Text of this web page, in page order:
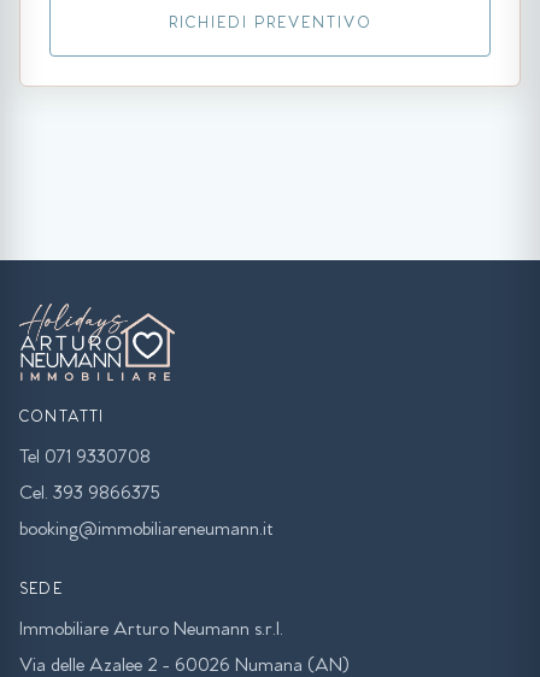
RICHIEDI PREVENTIVO
CONTATTI
Tel 071 9330708
Cel. 393 9866375
booking@immobiliareneumann.it
SEDE
Immobiliare Arturo Neumann s.r.l.
Via delle Azalee 2 - 60026 Numana (AN)